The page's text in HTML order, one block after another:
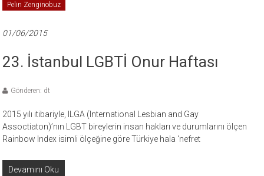
Pelin Zenginobuz
01/06/2015
23. İstanbul LGBTİ Onur Haftası
Gönderen: dt
2015 yılı itibariyle, ILGA (International Lesbian and Gay
Assoctiaton)’nın LGBT bireylerin insan hakları ve durumlarını ölçen
Rainbow Index isimli ölçeğine göre Türkiye hala ‘nefret
Devamını Oku